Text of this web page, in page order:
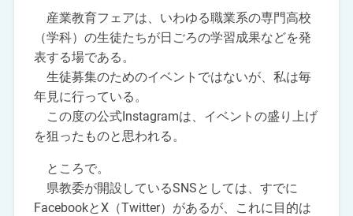
産業教育フェアは、いわゆる職業系の専門高校
（学科）の生徒たちが日ごろの学習成果などを発
表する場である。
生徒募集のためのイベントではないが、私は毎
年見に行っている。
この度の公式Instagramは、イベントの盛り上げ
を狙ったものと思われる。
ところで。
県教委が開設しているSNSとしては、すでに
FacebookとX（Twitter）があるが、これに目的は